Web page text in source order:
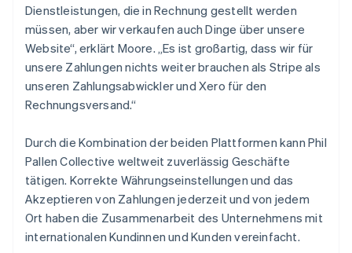
Dienstleistungen, die in Rechnung gestellt werden
müssen, aber wir verkaufen auch Dinge über unsere
Website“, erklärt Moore. „Es ist großartig, dass wir für
unsere Zahlungen nichts weiter brauchen als Stripe als
unseren Zahlungsabwickler und Xero für den
Rechnungsversand.“
Durch die Kombination der beiden Plattformen kann Phil
Pallen Collective weltweit zuverlässig Geschäfte
tätigen. Korrekte Währungseinstellungen und das
Akzeptieren von Zahlungen jederzeit und von jedem
Ort haben die Zusammenarbeit des Unternehmens mit
internationalen Kundinnen und Kunden vereinfacht.